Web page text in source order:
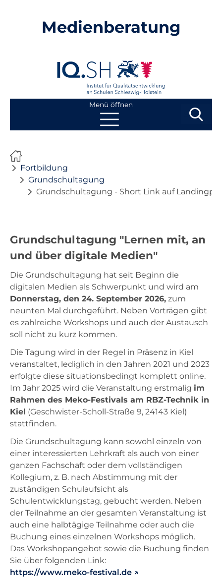
Medienberatung
Menü öffnen
Beratung
Unterricht
Ausstattung
Landesdienste
Kontakt
Fortbildung
Grundschultagung
Grundschultagung - Short Link auf
Grundschultagung "Lernen mit, an
und über digitale Medien"
Die Grundschultagung hat seit Beginn die
digitalen Medien als Schwerpunkt und wird am
Donnerstag, den 24. September 2026, zum
neunten Mal durchgeführt. Neben Vorträgen gibt
es zahlreiche Workshops und auch der Austausch
soll nicht zu kurz kommen.
Die Tagung wird in der Regel in Präsenz in Kiel
veranstaltet, lediglich in den Jahren 2021 und 2023
erfolgte diese situationsbedingt komplett online.
Im Jahr 2025 wird die Veranstaltung erstmalig im
Rahmen des Meko-Festivals am RBZ-Technik in
Kiel (Geschwister-Scholl-Straße 9, 24143 Kiel)
stattfinden.
Die Grundschultagung kann sowohl einzeln von
einer interessierten Lehrkraft als auch von einer
ganzen Fachschaft oder dem vollständigen
Kollegium, z. B. nach Abstimmung mit der
zuständigen Schulaufsicht als
Schulentwicklungstag, gebucht werden. Neben
der Teilnahme an der gesamten Veranstaltung ist
auch eine halbtägige Teilnahme oder auch die
Buchung eines einzelnen Workshops möglich.
Das Workshopangebot sowie die Buchung finden
Sie über folgenden Link:
https://www.meko-festival.de